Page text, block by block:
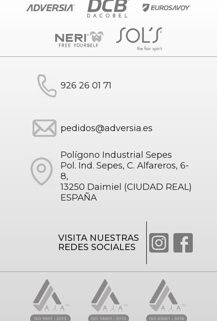
926 26 01 71
pedidos@adversia.es
Polígono Industrial Sepes
Pol. Ind. Sepes, C. Alfareros, 6-
8,
13250 Daimiel (CIUDAD REAL)
ESPAÑA
VISITA NUESTRAS
REDES SOCIALES